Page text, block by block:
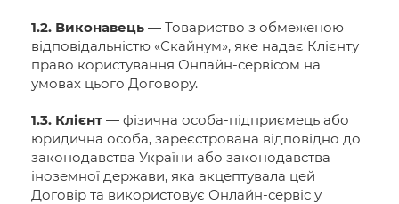
1.2. Виконавець — Товариство з обмеженою
відповідальністю «Скайнум», яке надає Клієнту
право користування Онлайн-сервісом на
умовах цього Договору.
1.3. Клієнт — фізична особа-підприємець або
юридична особа, зареєстрована відповідно до
законодавства України або законодавства
іноземної держави, яка акцептувала цей
Договір та використовує Онлайн-сервіс у